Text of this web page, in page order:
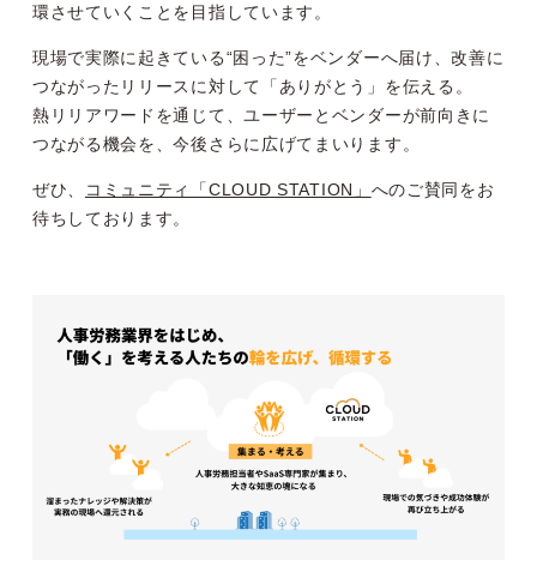
環させていくことを目指しています。
現場で実際に起きている“困った”をベンダーへ届け、改善に
つながったリリースに対して「ありがとう」を伝える。
熱リリアワードを通じて、ユーザーとベンダーが前向きに
つながる機会を、今後さらに広げてまいります。
ぜひ、 コミュニティ「CLOUD STATION」 へのご賛同をお
待ちしております。